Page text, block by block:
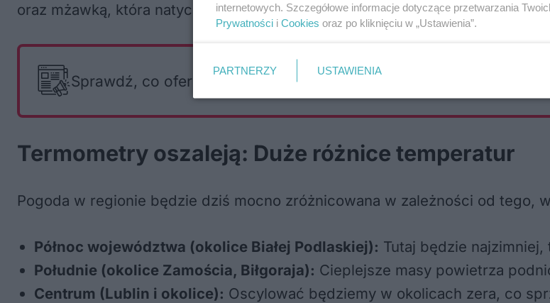
oraz mżawką, która natychmiast zamarza przy kontakcie z wychłodzonym
Sprawdź, co oferują i czego szukają mieszkańcy Lublina
Termometry oszaleją: Duże różnice temperatur
Pogoda w regionie będzie dziś mocno zróżnicowana w zależności od tego,
Północ województwa (okolice Białej Podlaskiej): Tutaj będzie
Południe (okolice Zamościa, Biłgoraja): Cieplejsze masy powietrza
Centrum (Lublin i okolice): Oscylować będziemy w okolicach zera, co
internetowych. Szczegółowe informacje dotyczące przetwarzania
Prywatności i Cookies oraz po kliknięciu w „Ustawienia”.
PARTNERZY USTAWIENIA